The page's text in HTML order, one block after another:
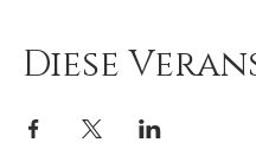
Diese